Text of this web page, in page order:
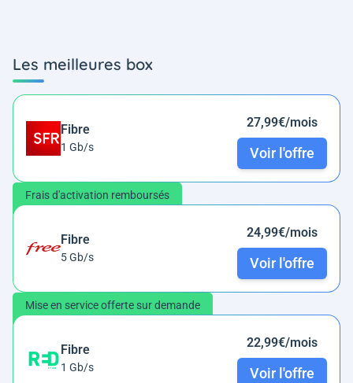
Les meilleures box
Fibre
1 Gb/s
27,99€/mois
Voir l'offre
Frais d'activation remboursés
Fibre
5 Gb/s
24,99€/mois
Voir l'offre
Mise en service offerte sur demande
Fibre
1 Gb/s
22,99€/mois
Voir l'offre